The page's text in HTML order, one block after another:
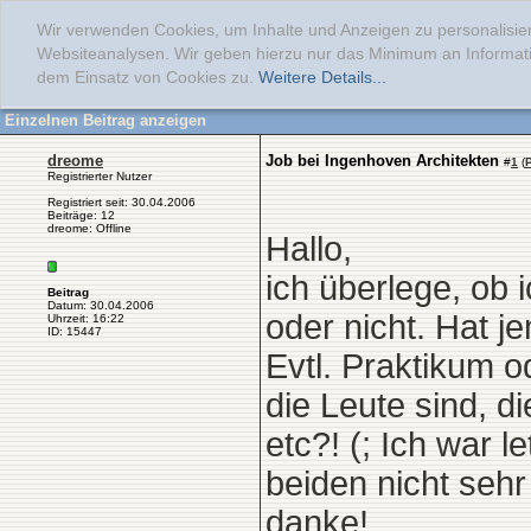
Wir verwenden Cookies, um Inhalte und Anzeigen zu
Websiteanalysen. Wir geben hierzu nur das Minimum an
dem Einsatz von Cookies zu. Weitere Details...
Einzelnen Beitrag anzeigen
dreome
Registrierter Nutzer
Registriert seit: 30.04.2006
Beiträge: 12
dreome: Offline
Beitrag
Datum: 30.04.2006
Uhrzeit: 16:22
ID: 15447
Job bei Ingenhoven Architekten #1 (
Hallo,
ich überlege, ob
oder nicht. Hat
Evtl. Praktikum
die Leute sind,
etc?! (; Ich war
beiden nicht
danke!